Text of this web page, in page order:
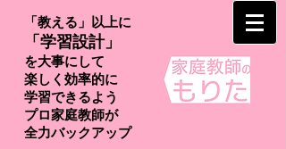
「教える」以上に
「学習設計」
を大事にして
楽しく効率的に
学習できるよう
プロ家庭教師が
​全力バックアップ